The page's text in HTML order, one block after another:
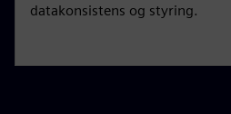
datakonsistens og styring.